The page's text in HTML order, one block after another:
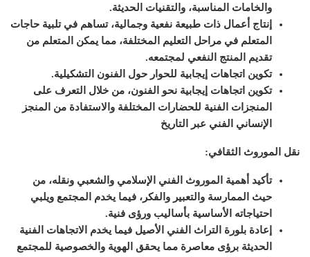
والخامات المناسبة، والتقنيات الحديثة.
إنتاج أعمال ذات طبيعة نفعية وجمالية، تساهم في تلبية حاجات
المتعلم في مراحل التعليم المختلفة، مما يمكن المتعلم من
تقديم المنتج النفعي لمجتمعه.
تكوين اتجاهات إيجابية للحوار حول الفنون التشكيلية.
تكوين اتجاهات إيجابية نحو الفنون، من خلال التعرف على
المنجزات الفنية للحضارات المختلفة والاستفادة من المنجز
الإنساني الفني عبر التاريخ
نقل الموروث الثقافي:
تأكيد أهمية الموروث الفني الإسلامي والشعبي ونقله، من
حيث الممارسة والتعبير والفكر، فيما يخدم المجتمع ويلبي
احتياجاته الأساسية بأساليب ورؤى فنية.
إعادة بلورة التراث الفني الأصيل فيما يخدم الاتجاهات الفنية
الحديثة برؤى معاصرة مما يحقق الهوية والخصوصية للمجتمع